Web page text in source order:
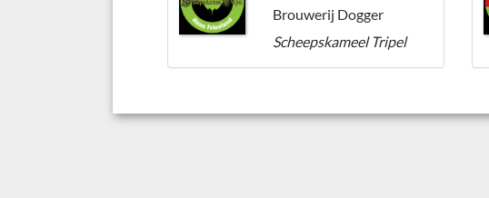
Brouwerij Dogger
Scheepskameel Tripel